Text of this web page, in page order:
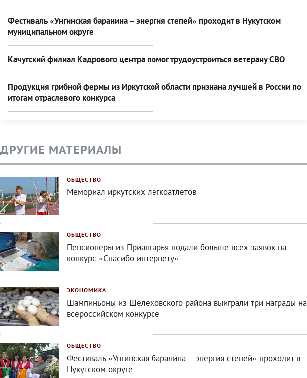
Фестиваль «Унгинская баранина – энергия степей» проходит в Нукутском
муниципальном округе
Качугский филиал Кадрового центра помог трудоустроиться ветерану СВО
Продукция грибной фермы из Иркутской области признана лучшей в России по
итогам отраслевого конкурса
ДРУГИЕ МАТЕРИАЛЫ
ОБЩЕСТВО
Мемориал иркутских легкоатлетов
ОБЩЕСТВО
Пенсионеры из Приангарья подали больше всех заявок на
конкурс «Спасибо интернету»
ЭКОНОМИКА
Шампиньоны из Шелеховского района выиграли три награды на
всероссийском конкурсе
ОБЩЕСТВО
Фестиваль «Унгинская баранина – энергия степей» проходит в
Нукутском округе